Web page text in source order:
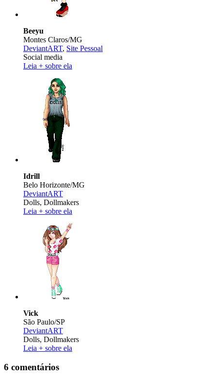
Beeyu
Montes Claros/MG
DeviantART, Site Pessoal
Social media
Leia + sobre ela
Idrill
Belo Horizonte/MG
DeviantART
Dolls, Dollmakers
Leia + sobre ela
Vick
São Paulo/SP
DeviantART
Dolls, Dollmakers
Leia + sobre ela
6 comentários